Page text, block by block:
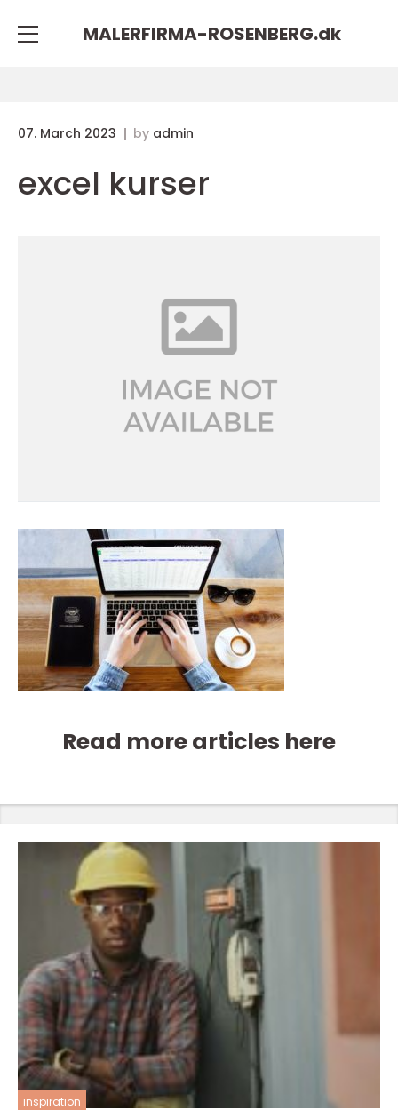
MALERFIRMA-ROSENBERG.dk
07. March 2023 by admin
excel kurser
Read more articles here
inspiration